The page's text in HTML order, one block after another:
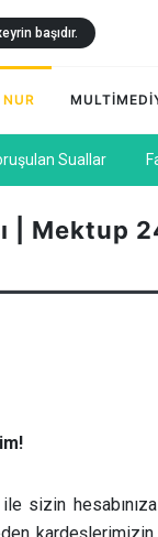
başıdır.
Suallar
| Mektup
ile sizin